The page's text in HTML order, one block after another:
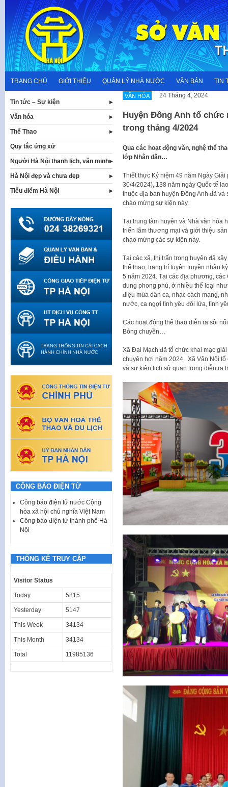
content
TRANG CHỦ GIỚI THIỆU QUẢN LÝ NHÀ NƯỚC VĂN BẢN TIN
VĂN HÓA 24 Tháng 4, 2024
Huyện Đông Anh tổ chức
trong tháng 4/2024
Qua các hoạt động văn, nghệ thể
lớp Nhân dân…
Thiết thực Kỷ niệm 49 năm Ngày
30/4/2024), 138 năm ngày Quốc tế
thuộc địa bàn huyện Đông Anh đã và
chào mừng sự kiện này.
Tại trung tâm huyện và Nhà văn hóa
triển lãm thương mại và giới thiệu
chào mừng các sự kiện này.
Tại các xã, thị trấn trong huyện đã
thể thao, trang trí tuyên truyền nhân
5 năm 2024. Tại các địa phương,
dung phong phú, ở nhiều thể loại
điệu múa dân ca, nhạc cách mạng,
nước, ca ngợi tình yêu đôi lứa, tình
Các hoạt động thể thao diễn ra sôi
Bóng chuyền…
Xã Đại Mạch đã tổ chức khai mạc
chuyên hơi năm 2024. Xã Vân Nội
và sự kiện lịch sử quan trọng diễn ra
Tin tức – Sự kiện
Văn hóa
Thể Thao
Quy tắc ứng xử
Người Hà Nội thanh lịch, văn minh
Hà Nội đẹp và chưa đẹp
Tiêu điểm Hà Nội
CÔNG BÁO ĐIỆN TỬ
Công báo điện tử nước Cộng
hòa xã hội chủ nghĩa Việt Nam
Công báo điện tử thành phố Hà
Nội
THỐNG KÊ TRUY CẬP
Visitor Status
Today 5815
Yesterday 5147
This Week 34134
This Month 34134
Total 11985136